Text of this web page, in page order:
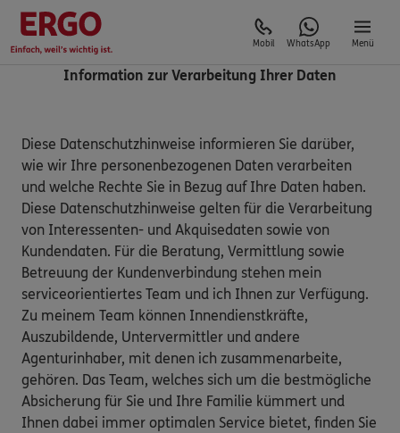
Mobil WhatsApp Menü
Information zur Verarbeitung Ihrer Daten
Diese Datenschutzhinweise informieren Sie darüber,
wie wir Ihre personenbezogenen Daten verarbeiten
und welche Rechte Sie in Bezug auf Ihre Daten haben.
Diese Datenschutzhinweise gelten für die Verarbeitung
von Interessenten- und Akquisedaten sowie von
Kundendaten. Für die Beratung, Vermittlung sowie
Betreuung der Kundenverbindung stehen mein
serviceorientiertes Team und ich Ihnen zur Verfügung.
Zu meinem Team können Innendienstkräfte,
Auszubildende, Untervermittler und andere
Agenturinhaber, mit denen ich zusammenarbeite,
gehören. Das Team, welches sich um die bestmögliche
Absicherung für Sie und Ihre Familie kümmert und
Ihnen dabei immer optimalen Service bietet, finden Sie